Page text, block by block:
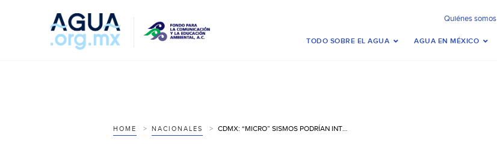
Quiénes somos
TODO SOBRE EL AGUA AGUA EN MÉXICO
HOME NACIONALES CDMX: “MICRO” SISMOS PODRÍAN INTENSIFICARSE SI NO DEJAMOS DE EXTRAER AGUA: CIRES (EL UNIVERSAL)